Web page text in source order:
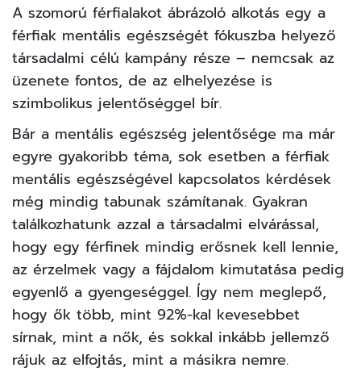
A szomorú férfialakot ábrázoló alkotás egy a
férfiak mentális egészségét fókuszba helyező
társadalmi célú kampány része – nemcsak az
üzenete fontos, de az elhelyezése is
szimbolikus jelentőséggel bír.
Bár a mentális egészség jelentősége ma már
egyre gyakoribb téma, sok esetben a férfiak
mentális egészségével kapcsolatos kérdések
még mindig tabunak számítanak. Gyakran
találkozhatunk azzal a társadalmi elvárással,
hogy egy férfinek mindig erősnek kell lennie,
az érzelmek vagy a fájdalom kimutatása pedig
egyenlő a gyengeséggel. Így nem meglepő,
hogy ők több, mint 92%-kal kevesebbet
sírnak, mint a nők, és sokkal inkább jellemző
rájuk az elfojtás, mint a másikra nemre.